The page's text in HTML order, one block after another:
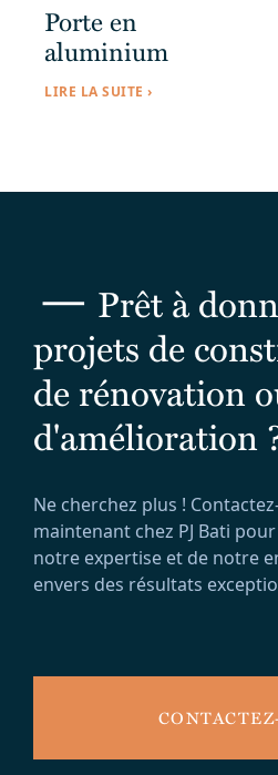
Porte en
aluminium
LIRE LA SUITE ›
— Prêt à
projets de
de rénovation
d'amélioration
Ne cherchez plus !
maintenant chez PJ Bati
notre expertise et de notre
envers des résultats